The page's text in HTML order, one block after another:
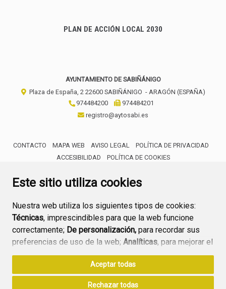
Este sitio utiliza cookies
Nuestra web utiliza los siguientes tipos de cookies:
Técnicas, imprescindibles para que la web funcione
correctamente; De personalización, para recordar sus
preferencias de uso de la web; Analíticas, para mejorar el
funcionamiento de la web y sus servicios.
Si acepta pulsando el botón“Aceptar todas”
consideramos que acepta su uso. Si pulsa el botón
Aceptar todas
Rechazar todas
PLAN DE ACCIÓN LOCAL 2030
AYUNTAMIENTO DE SABIÑÁNIGO
Plaza de España, 2 22600 SABIÑÁNIGO - ARAGÓN (ESPAÑA)
974484200
974484201
registro@aytosabi.es
CONTACTO MAPA WEB AVISO LEGAL
POLÍTICA DE PRIVACIDAD
ACCESIBILIDAD
POLÍTICA DE COOKIES